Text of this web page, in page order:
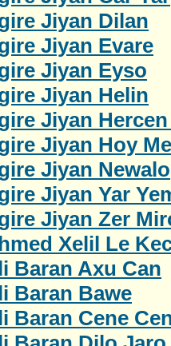
Jiyan Dilan
Jiyan Evare
Jiyan Eyso
Jiyan Helin
Jiyan
Jiyan Hoy
Jiyan Newalo
Jiyan Yar
Jiyan Zer
Xelil Le
Baran Axu Can
Baran Bawe
Baran Cene